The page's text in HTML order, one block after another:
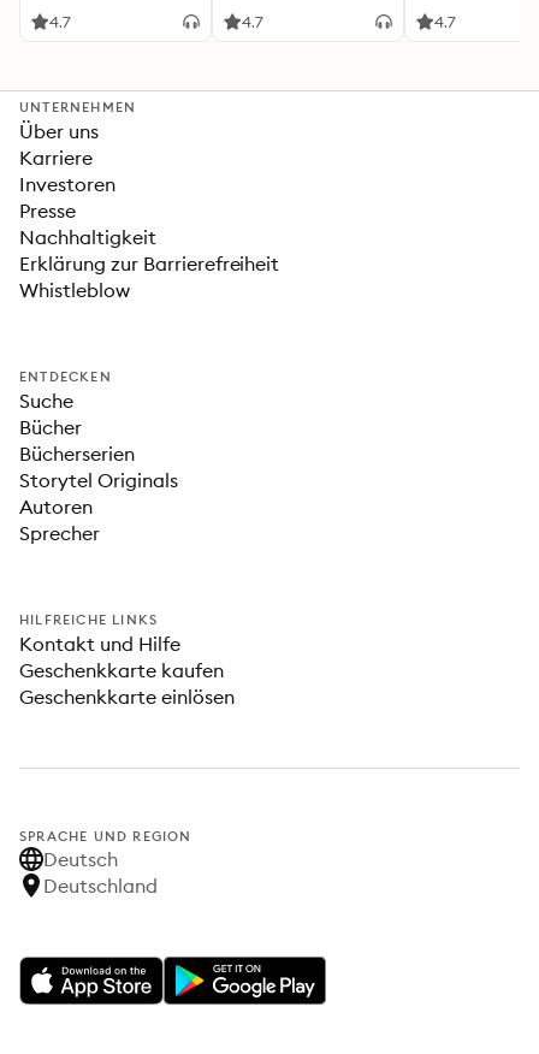
4.7 4.7
heißersehnte
4.7
UNTERNEHMEN
Über uns
Karriere
Investoren
Presse
Nachhaltigkeit
Erklärung zur Barrierefreiheit
Whistleblow
ENTDECKEN
Suche
Bücher
Bücherserien
Storytel Originals
Autoren
Sprecher
HILFREICHE LINKS
Kontakt und Hilfe
Geschenkkarte kaufen
Geschenkkarte einlösen
SPRACHE UND REGION
Deutsch
Deutschland